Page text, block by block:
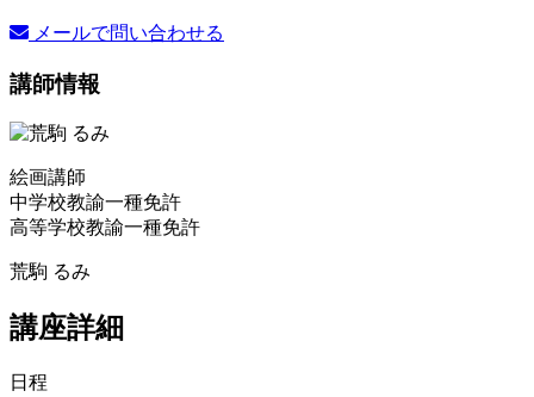
メールで問い合わせる
講師情報
絵画講師
中学校教諭一種免許
高等学校教諭一種免許
荒駒 るみ
講座詳細
日程